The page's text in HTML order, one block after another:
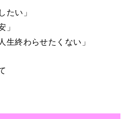
たい」
」
生終わらせたくない」